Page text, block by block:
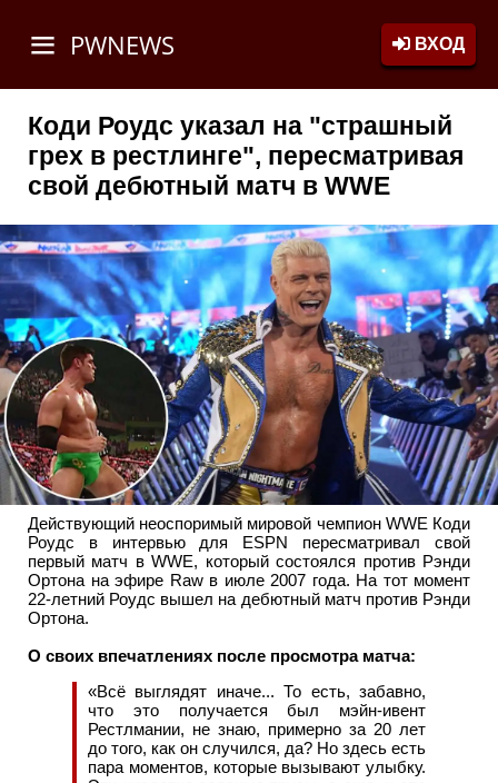
PWNEWS ВХОД
Коди Роудс указал на "страшный
грех в рестлинге", пересматривая
свой дебютный матч в WWE
Действующий неоспоримый мировой чемпион WWE Коди
Роудс в интервью для ESPN пересматривал свой
первый матч в WWE, который состоялся против Рэнди
Ортона на эфире Raw в июле 2007 года. На тот момент
22-летний Роудс вышел на дебютный матч против Рэнди
Ортона.
О своих впечатлениях после просмотра матча:
«Всё выглядят иначе... То есть, забавно,
что это получается был мэйн-ивент
Рестлмании, не знаю, примерно за 20 лет
до того, как он случился, да? Но здесь есть
пара моментов, которые вызывают улыбку.